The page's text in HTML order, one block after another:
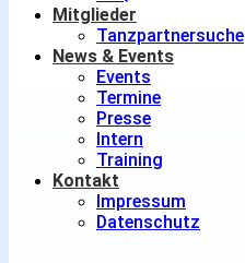
Mitglieder
Tanzpartnersuche
News & Events
Events
Termine
Presse
Intern
Training
Kontakt
Impressum
Datenschutz